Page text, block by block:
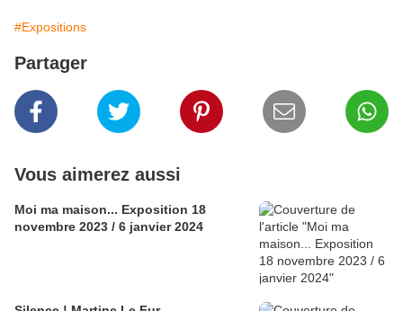
#Expositions
Partager
Vous aimerez aussi
Moi ma maison... Exposition 18
novembre 2023 / 6 janvier 2024